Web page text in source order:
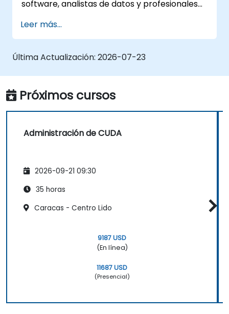
software, analistas de datos y profesionales
Keras para crear, entrenar e implementar
modelos de aprendizaje profundo para visión
por computadora, procesamiento de
Leer más...
Última Actualización: 2026-07-23
Próximos cursos
Administración de CUDA
2026-09-21 09:30
35 horas
Caracas - Centro Lido
9187 USD
(En línea)
11687 USD
(Presencial)